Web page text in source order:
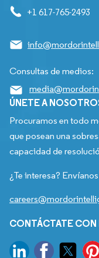
+1 617-765-2493
Consultas de medios:
ÚNETE A
Procuramos en todo
que posean una
capacidad de
¿Te interesa?
CONTÁCTATE CON